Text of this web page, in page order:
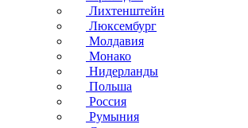
Лихтенштейн
Люксембург
Молдавия
Монако
Нидерланды
Польша
Россия
Румыния